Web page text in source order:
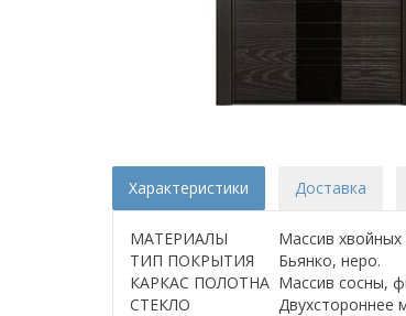
Характеристики Доставка
МАТЕРИАЛЫ
Массив
ТИП ПОКРЫТИЯ
Бьянко, неро.
КАРКАС ПОЛОТНА Массив сосны,
СТЕКЛО
Двухстороннее